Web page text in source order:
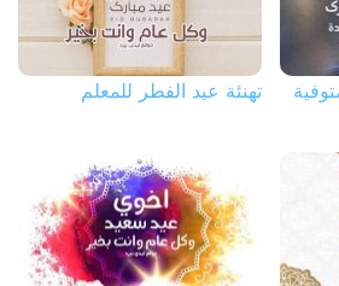
تهنئة عيد الفطر للمعلم